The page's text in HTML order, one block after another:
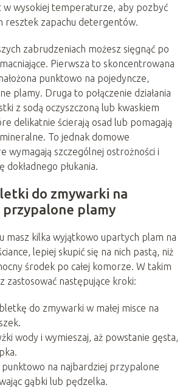
w wysokiej temperaturze, aby pozbyć
resztek zapachu detergentów.
zabrudzeniach możesz sięgnąć po
Pierwsza to skoncentrowana
punktowo na pojedyncze,
plamy. Druga to połączenie działania
z sodą oczyszczoną lub kwaskiem
delikatnie ścierają osad lub pomagają
To jednak domowe
wymagają szczególnej ostrożności i
płukania.
do zmywarki na
przypalone plamy
masz kilka wyjątkowo upartych plam na
lepiej skupić się na nich pastą, niż
środek po całej komorze. W takim
zastosować następujące kroki:
do zmywarki w małej misce na
wody i wymieszaj, aż powstanie gęsta,
punktowo na najbardziej przypalone
gąbki lub pędzelka.